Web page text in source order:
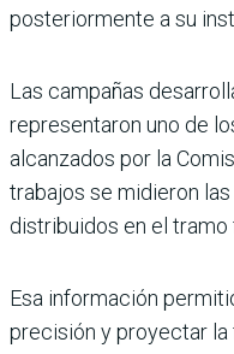
posteriormente a su
Las campañas
representaron uno de
alcanzados por la
trabajos se midieron
distribuidos en el tramo
Esa información
precisión y proyectar